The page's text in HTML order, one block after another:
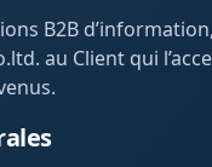
B2B
au Client qui